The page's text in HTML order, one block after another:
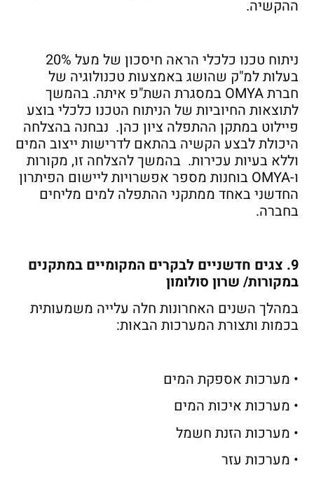
ההקשיה.
ניתוח טכנו כלכלי הראה חיסכון של מעל 20%
בעלות למ"ק שהושג באמצעות טכנולוגיה של
חברת OMYA במסגרת השת"פ איתה. בהמשך
לתוצאות החיוביות של הניתוח הטכנו כלכלי בוצע
פיילוט במתקן ההתפלה ציון כהן. נבחנה בהצלחה
היכולת לבצע הקשיה בהתאם לדרישות ייצוב המים
וללא בעיות עכירות. בהמשך להצלחה זו, מקורות
ו-OMYA בוחנות מספר אפשרויות ליישום הפיתרון
החדשני באחד ממתקני ההתפלה למים מליחים
בחברה.
9. צגים חדשניים לבקרים המקומיים במתקנים
במקורות/ שרון סולומון
במהלך השנים האחרונות חלה עלייה משמעותית
בכמות ותצורת המערכות הבאות:
• מערכות אספקת המים
• מערכות איכות המים
• מערכות הזנת חשמל
• מערכות עזר